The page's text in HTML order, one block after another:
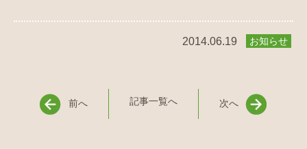
2014.06.19 お知らせ
前へ 記事一覧へ 次へ